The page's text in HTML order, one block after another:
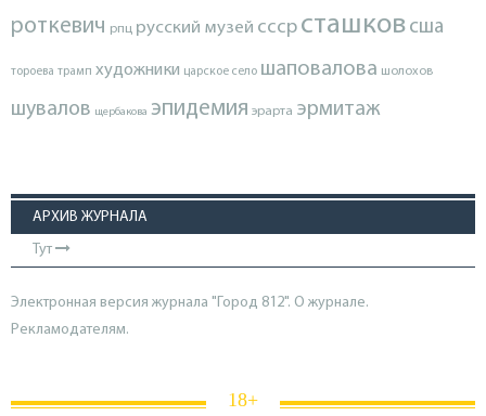
роткевич рпц русский музей ссср сташков сша
тороева трамп художники царское село шаповалова шолохов
шувалов щербакова эпидемия эрарта эрмитаж
АРХИВ ЖУРНАЛА
Тут
Электронная версия журнала "Город 812". О журнале.
Рекламодателям.
18+